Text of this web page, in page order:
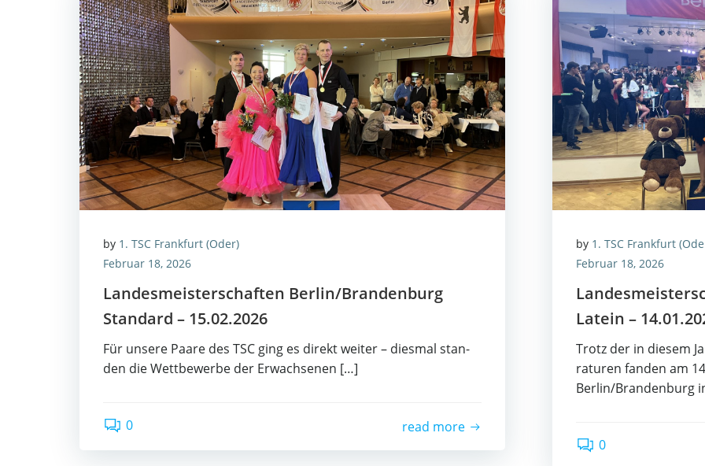
by 1. TSC Frankfurt (Oder)
Februar 18, 2026
Lan­des­meis­ter­schaf­ten Berlin/Brandenburg
Stan­dard – 15.02.2026
Für unse­re Paa­re des TSC ging es direkt wei­ter – dies­mal stan­
den die Wett­be­wer­be der Erwach­se­nen […]
0 read more
by 1. TSC Frankfurt
Februar 18, 2026
Latein –
Trotz der in die­sem
ra­tu­ren fan­den am
Berlin/Brandenburg
0